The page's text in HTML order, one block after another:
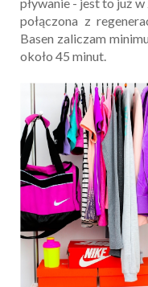
połączona z
Basen zaliczam
około 45 minut.